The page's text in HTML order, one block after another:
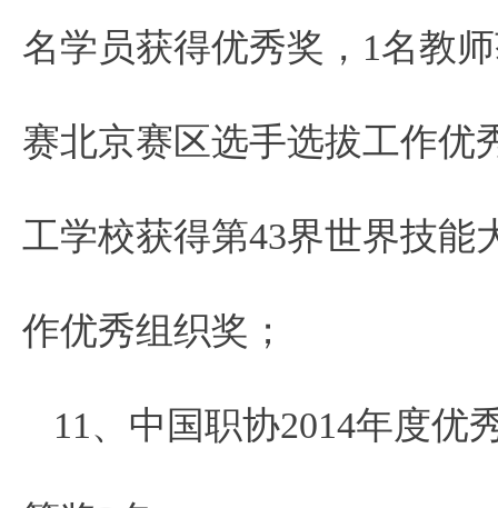
名学员获得优秀奖，1名教
赛北京赛区选手选拔工作优
工学校获得第43界世界技能
作优秀组织奖；
11、中国职协2014年度优